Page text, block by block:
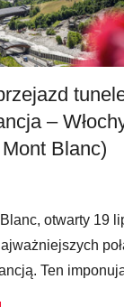
–
Blanc)
otwarty 19
Ten